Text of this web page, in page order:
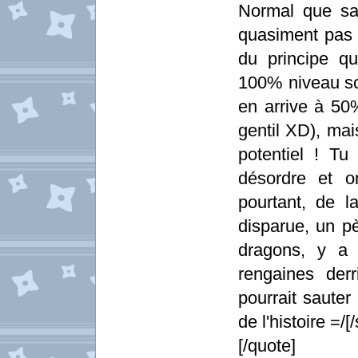
Normal que
quasiment
du principe
100% niveau
en arrive à
gentil XD),
potentiel !
désordre et
pourtant, de
disparue, un
dragons, y a
rengaines
pourrait
de l'histoire =/
[/quote]